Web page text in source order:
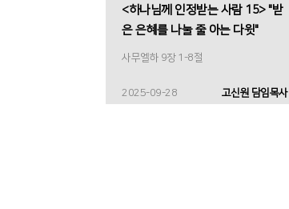
<하나님께 인정받는 사람 15> "받
은 은혜를 나눌 줄 아는 다윗"
사무엘하 9장 1-8절
2025-09-28 고신원 담임목사